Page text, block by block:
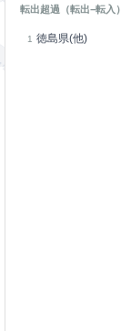
転出超過（転出−転入）
1 徳島県(他)